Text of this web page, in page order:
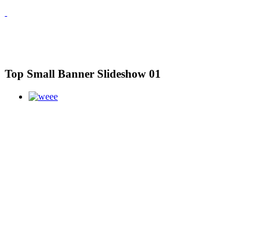
Top Small Banner Slideshow 01